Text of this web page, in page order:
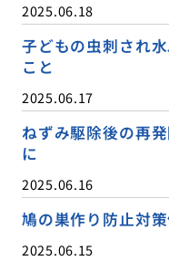
2025.06.18
子どもの虫刺され
こと
2025.06.17
ねずみ駆除後の再
に
2025.06.16
鳩の巣作り防止対
2025.06.15